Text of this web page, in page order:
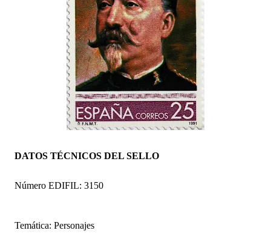
DATOS TÉCNICOS DEL SELLO
Número EDIFIL: 3150
Temática: Personajes